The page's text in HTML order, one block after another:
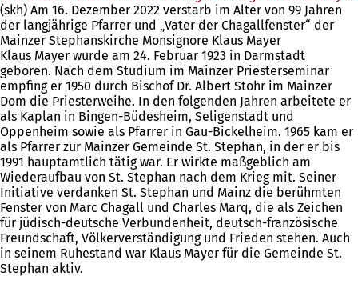
(skh) Am 16. Dezember 2022 verstarb im Alter von 99 Jahren
der langjährige Pfarrer und „Vater der Chagallfenster“ der
Mainzer Stephanskirche Monsignore Klaus Mayer
Klaus Mayer wurde am 24. Februar 1923 in Darmstadt
geboren. Nach dem Studium im Mainzer Priesterseminar
empfing er 1950 durch Bischof Dr. Albert Stohr im Mainzer
Dom die Priesterweihe. In den folgenden Jahren arbeitete er
als Kaplan in Bingen-Büdesheim, Seligenstadt und
Oppenheim sowie als Pfarrer in Gau-Bickelheim. 1965 kam er
als Pfarrer zur Mainzer Gemeinde St. Stephan, in der er bis
1991 hauptamtlich tätig war. Er wirkte maßgeblich am
Wiederaufbau von St. Stephan nach dem Krieg mit. Seiner
Initiative verdanken St. Stephan und Mainz die berühmten
Fenster von Marc Chagall und Charles Marq, die als Zeichen
für jüdisch-deutsche Verbundenheit, deutsch-französische
Freundschaft, Völkerverständigung und Frieden stehen. Auch
in seinem Ruhestand war Klaus Mayer für die Gemeinde St.
Stephan aktiv.